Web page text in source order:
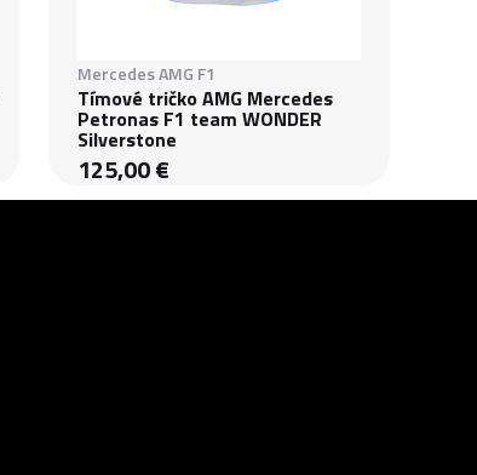
Mercedes AMG F1
Tímové tričko AMG Mercedes
Petronas F1 team WONDER
Silverstone
125,00 €